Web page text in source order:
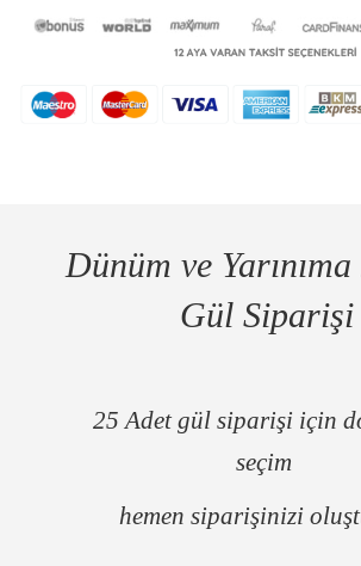
Dünüm ve
Gül Siparişi
25 Adet gül siparişi için
seçim
hemen siparişinizi